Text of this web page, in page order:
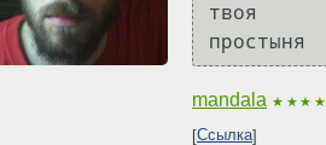
твоя
mandala
Ссылка